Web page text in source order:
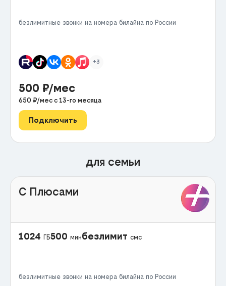
безлимитные звонки на номера билайна по России
+3
500 ₽/мес
650 ₽/мес с 13-го месяца
Подключить
для семьи
С Плюсами
1024 ГБ500 минбезлимит смс
безлимитные звонки на номера билайна по России